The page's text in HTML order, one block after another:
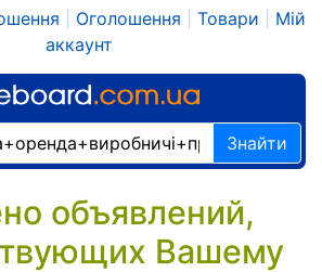
Оголошення Товари
Мій
аккаунт
Знайти
объявлений,
Вашему